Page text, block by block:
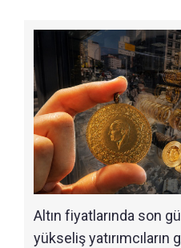
Altın fiyatlarında son
yükseliş